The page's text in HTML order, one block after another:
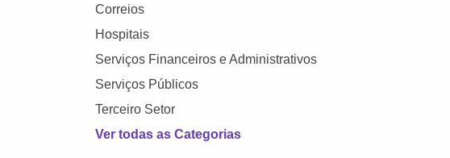
Correios
Hospitais
Serviços Financeiros e Administrativos
Serviços Públicos
Terceiro Setor
Ver todas as Categorias